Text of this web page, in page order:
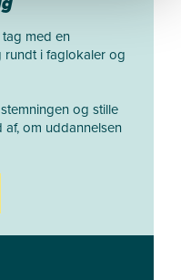
med en
rundt i faglokaler og
og stille
om uddannelsen